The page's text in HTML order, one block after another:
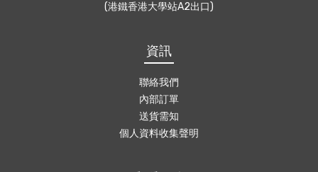
(港鐵香港大學站A2出口)
資訊
聯絡我們
內部訂單
送貨需知
個人資料收集聲明